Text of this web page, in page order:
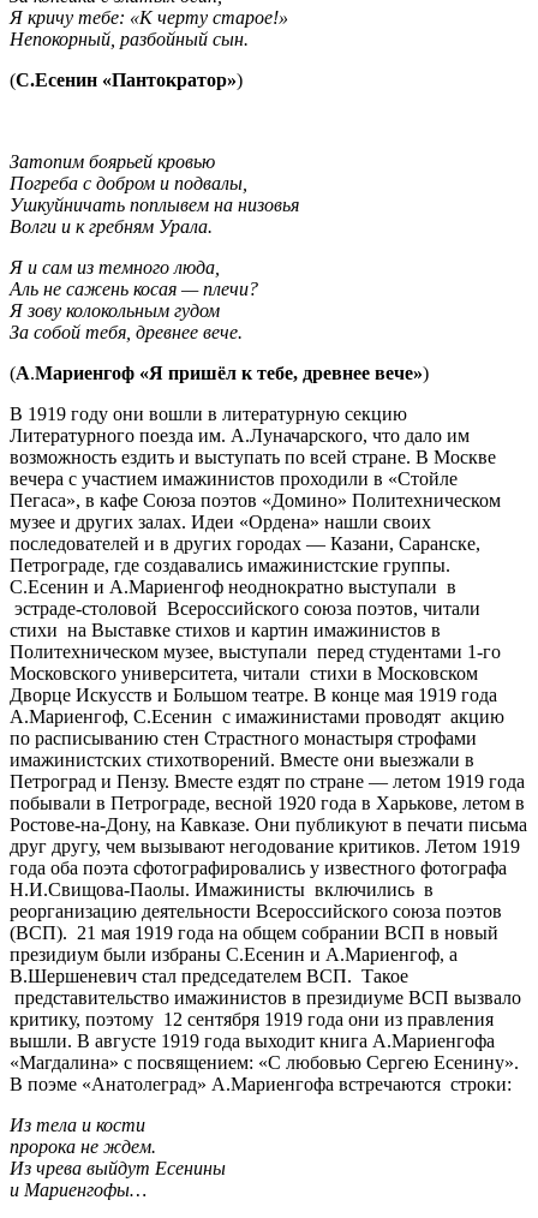
Я кричу тебе: «К черту старое!»
Непокорный, разбойный сын.
(С.Есенин «Пантократор»)
Затопим боярьей кровью
Погреба с добром и подвалы,
Ушкуйничать поплывем на низовья
Волги и к гребням Урала.
Я и сам из темного люда,
Аль не сажень косая — плечи?
Я зову колокольным гудом
За собой тебя, древнее вече.
(А.Мариенгоф «Я пришёл к тебе, древнее вече»)
В 1919 году они вошли в литературную секцию
Литературного поезда им. А.Луначарского, что дало им
возможность ездить и выступать по всей стране. В Москве
вечера с участием имажинистов проходили в «Стойле
Пегаса», в кафе Союза поэтов «Домино» Политехническом
музее и других залах. Идеи «Ордена» нашли своих
последователей и в других городах — Казани, Саранске,
Петрограде, где создавались имажинистские группы.
С.Есенин и А.Мариенгоф неоднократно выступали в
эстраде-столовой Всероссийского союза поэтов, читали
стихи на Выставке стихов и картин имажинистов в
Политехническом музее, выступали перед студентами 1-го
Московского университета, читали стихи в Московском
Дворце Искусств и Большом театре. В конце мая 1919 года
А.Мариенгоф, С.Есенин с имажинистами проводят акцию
по расписыванию стен Страстного монастыря строфами
имажинистских стихотворений. Вместе они выезжали в
Петроград и Пензу. Вместе ездят по стране — летом 1919 года
побывали в Петрограде, весной 1920 года в Харькове, летом в
Ростове-на-Дону, на Кавказе. Они публикуют в печати письма
друг другу, чем вызывают негодование критиков. Летом 1919
года оба поэта сфотографировались у известного фотографа
Н.И.Свищова-Паолы. Имажинисты включились в
реорганизацию деятельности Всероссийского союза поэтов
(ВСП). 21 мая 1919 года на общем собрании ВСП в новый
президиум были избраны С.Есенин и А.Мариенгоф, а
В.Шершеневич стал председателем ВСП. Такое
представительство имажинистов в президиуме ВСП вызвало
критику, поэтому 12 сентября 1919 года они из правления
вышли. В августе 1919 года выходит книга А.Мариенгофа
«Магдалина» с посвящением: «С любовью Сергею Есенину».
В поэме «Анатолеград» А.Мариенгофа встречаются строки:
Из тела и кости
пророка не ждем.
Из чрева выйдут Есенины
и Мариенгофы…